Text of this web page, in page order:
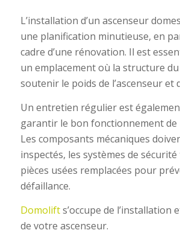
L’installation d’un ascenseur
une planification minutieuse, en
cadre d’une rénovation. Il est
un emplacement où la structure
soutenir le poids de l’ascenseur et
Un entretien régulier est
garantir le bon fonctionnement de
Les composants mécaniques
inspectés, les systèmes de
pièces usées remplacées pour
défaillance.
Domolifts’occupe de l’installation
de votre ascenseur.